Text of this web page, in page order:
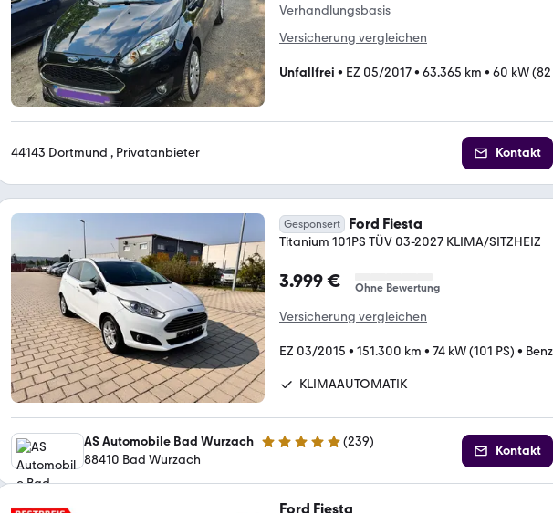
Verhandlungsbasis
Versicherung vergleichen
Unfallfrei • EZ 05/2017• 63.365 km • 60 kW (82
44143 Dortmund , Privatanbieter Kontakt
Gesponsert Ford Fiesta
Titanium 101PS TÜV 03-2027 KLIMA/SITZHEIZ
3.999 € Ohne Bewertung
Versicherung vergleichen
EZ 03/2015 • 151.300 km • 74 kW (101 PS) •
KLIMAAUTOMATIK
AS Automobile Bad Wurzach 5 Sterne (239)
88410 Bad Wurzach
Kontakt
Ford Fiesta